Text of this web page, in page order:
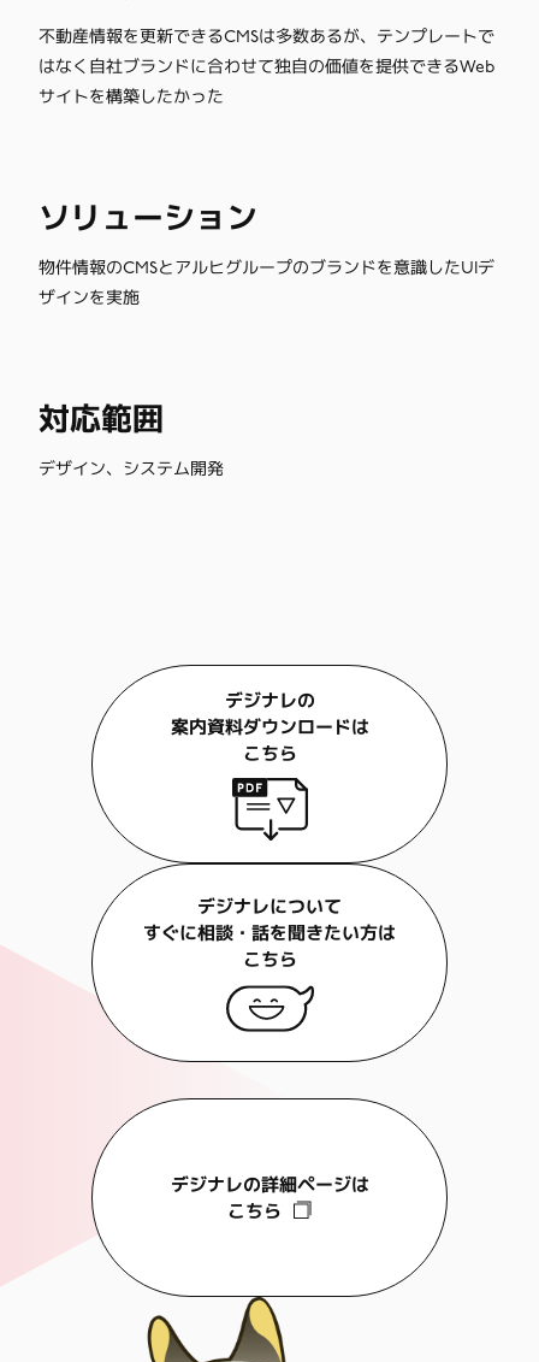
不動産情報を更新できるCMSは多数あるが、テンプレートで
はなく自社ブランドに合わせて独自の価値を提供できるWeb
サイトを構築したかった
ソリューション
物件情報のCMSとアルヒグループのブランドを意識したUIデ
ザインを実施
対応範囲
デザイン、システム開発
デジナレの
案内資料ダウンロードは
こちら
デジナレについて
すぐに相談・話を聞きたい方は
こちら
デジナレの詳細ページは
こちら